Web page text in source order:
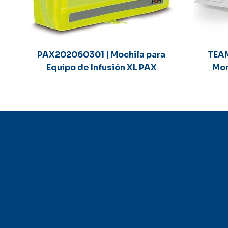
Vista rápida
PAX202060301 | Mochila para
Equipo de Infusión XL PAX